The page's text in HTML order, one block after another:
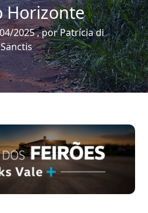
Horizonte
2025 , por Patrícia di
Sanctis